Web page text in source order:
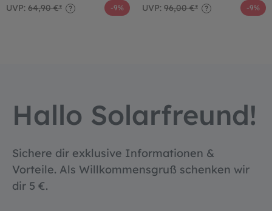
UVP: 64,90 €* ? -9% UVP: 96,00 €* ? -9%
Hallo Solarfreund!
Sichere dir exklusive Informationen &
Vorteile. Als Willkommensgruß schenken wir
dir 5 €.